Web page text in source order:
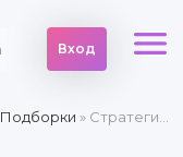
Вход
Подборки » Стратегия переговоров